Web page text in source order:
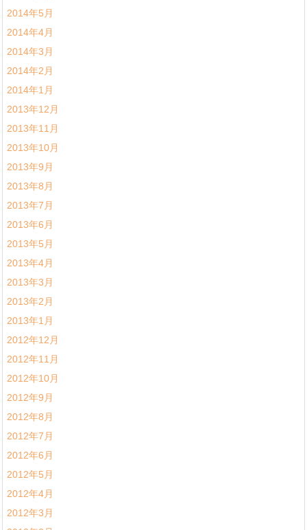
2014年5月
2014年4月
2014年3月
2014年2月
2014年1月
2013年12月
2013年11月
2013年10月
2013年9月
2013年8月
2013年7月
2013年6月
2013年5月
2013年4月
2013年3月
2013年2月
2013年1月
2012年12月
2012年11月
2012年10月
2012年9月
2012年8月
2012年7月
2012年6月
2012年5月
2012年4月
2012年3月